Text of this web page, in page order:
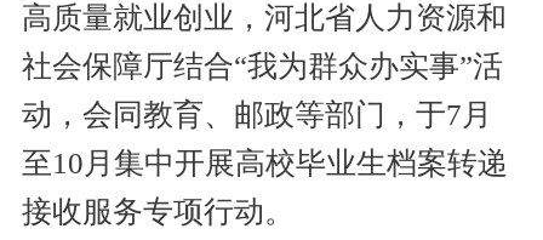
高质量就业创业，河北省人力资源和
社会保障厅结合“我为群众办实事”活
动，会同教育、邮政等部门，于7月
至10月集中开展高校毕业生档案转递
接收服务专项行动。